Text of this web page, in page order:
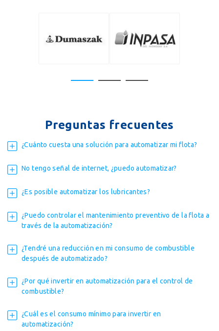
Preguntas frecuentes
¿Cuánto cuesta una solución para automatizar mi flota?
No tengo señal de internet, ¿puedo automatizar?
¿Es posible automatizar los lubricantes?
¿Puedo controlar el mantenimiento preventivo de la flota a
través de la automatización?
¿Tendré una reducción en mi consumo de combustible
después de automatizado?
¿Por qué invertir en automatización para el control de
combustible?
¿Cuál es el consumo mínimo para invertir en
automatización?